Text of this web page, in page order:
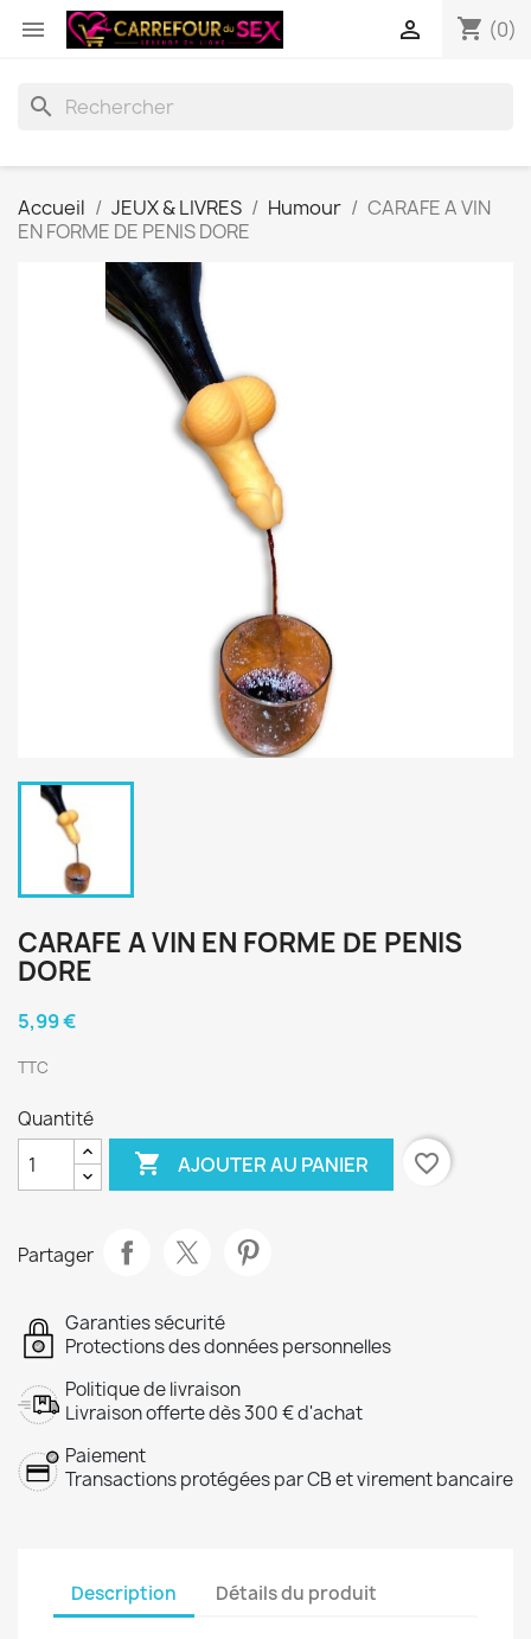
 shopping_cart (0)

search
Accueil JEUX & LIVRES Humour
CARAFE A VIN
EN FORME DE PENIS DORE
CARAFE A VIN EN FORME DE PENIS
DORE
5,99 €
TTC
Quantité
 AJOUTER AU PANIER favorite_border
Partager
Garanties sécurité
Protections des données personnelles
Politique de livraison
Livraison offerte dès 300 € d'achat
Paiement
Transactions protégées par CB et virement bancaire
Description Détails du produit